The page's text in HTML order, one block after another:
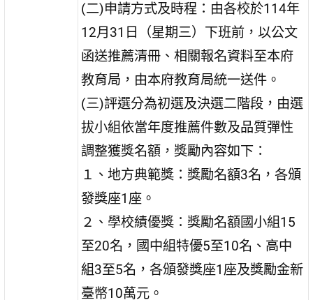
(二)申請方式及時程：由各校於114年
12月31日（星期三）下班前，以公文
函送推薦清冊、相關報名資料至本府
教育局，由本府教育局統一送件。
(三)評選分為初選及決選二階段，由選
拔小組依當年度推薦件數及品質彈性
調整獲獎名額，獎勵內容如下：
１、地方典範獎：獎勵名額3名，各頒
發獎座1座。
２、學校績優獎：獎勵名額國小組15
至20名，國中組特優5至10名、高中
組3至5名，各頒發獎座1座及獎勵金新
臺幣10萬元。